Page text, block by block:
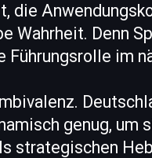
Wahrheit. Denn
Führungsrolle im
genug, um
strategischen